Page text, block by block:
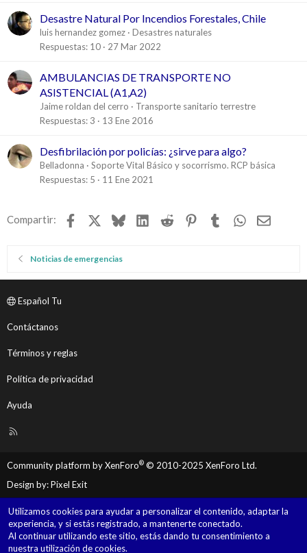
Desastre Natural Por Incendios Forestales, Chile
luis hernandez gomez
Desastres naturales
Respuestas 10 27 Mar 2022
AMBULANCIAS DE TRANSPORTE NO
ASISTENCIAL (A1,A2)
Jaime roldan del cerro
Transporte sanitario terrestre
Respuestas 3 13 Ene 2016
Desfibrilación por policías: ¿sirve para algo?
Belladonna
Soporte Vital Básico y socorrismo. RCP básica
Respuestas 5 11 Ene 2021
Compartir: Facebook BlueskyLinkedIn
Reddit Pinterest
TumblrWhatsApp
Email
Noticias de emergencias
Español Tu
Contáctanos
Términos y reglas
Política de privacidad
Ayuda
R
Community platform by XenForo® © 2010-2025 XenForo Ltd.
Design by:Pixel Exit
Utilizamos cookies para ayudar a personalizar el contenido, adaptar la
experiencia, y si estás registrado, a mantenerte conectado.
Al continuar utilizando este sitio, estás dando tu consentimiento a
nuestra utilización de cookies.